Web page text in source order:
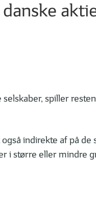
danske
spiller
indirekte af på
i større eller mindre